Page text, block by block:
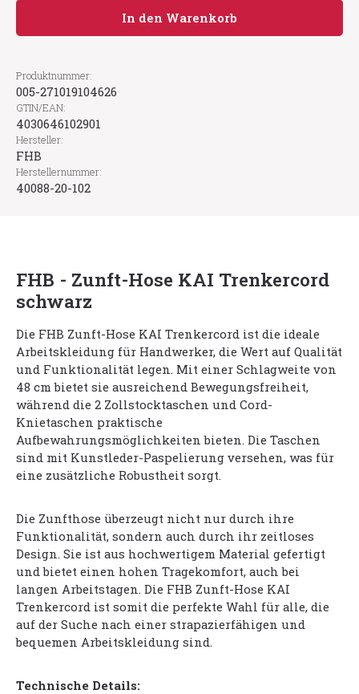
In den Warenkorb
Produktnummer:
005-271019104626
GTIN/EAN:
4030646102901
Hersteller:
FHB
Herstellernummer:
40088-20-102
FHB - Zunft-Hose KAI Trenkercord
schwarz
Die FHB Zunft-Hose KAI Trenkercord ist die ideale
Arbeitskleidung für Handwerker, die Wert auf Qualität
und Funktionalität legen. Mit einer Schlagweite von
48 cm bietet sie ausreichend Bewegungsfreiheit,
während die 2 Zollstocktaschen und Cord-
Knietaschen praktische
Aufbewahrungsmöglichkeiten bieten. Die Taschen
sind mit Kunstleder-Paspelierung versehen, was für
eine zusätzliche Robustheit sorgt.
Die Zunfthose überzeugt nicht nur durch ihre
Funktionalität, sondern auch durch ihr zeitloses
Design. Sie ist aus hochwertigem Material gefertigt
und bietet einen hohen Tragekomfort, auch bei
langen Arbeitstagen. Die FHB Zunft-Hose KAI
Trenkercord ist somit die perfekte Wahl für alle, die
auf der Suche nach einer strapazierfähigen und
bequemen Arbeitskleidung sind.
Technische Details: